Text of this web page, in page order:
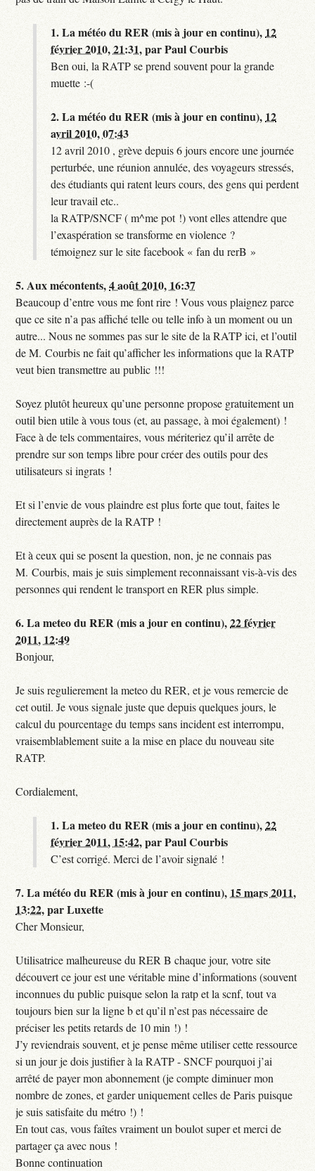
1.La météo du RER (mis à jour en continu), 12
février 2010, 21:31,parPaul Courbis
Ben oui, la RATP se prend souvent pour la grande
muette :-(
2.La météo du RER (mis à jour en continu), 12
avril 2010, 07:43
12 avril 2010 , grève depuis 6 jours encore une journée
perturbée, une réunion annulée, des voyageurs stressés,
des étudiants qui ratent leurs cours, des gens qui perdent
leur travail etc..
la RATP/SNCF ( m^me pot !) vont elles attendre que
l’exaspération se transforme en violence ?
témoignez sur le site facebook « fan du rerB »
5.Aux mécontents,4 août 2010, 16:37
Beaucoup d’entre vous me font rire ! Vous vous plaignez parce
que ce site n’a pas affiché telle ou telle info à un moment ou un
autre... Nous ne sommes pas sur le site de la RATP ici, et l’outil
de M. Courbis ne fait qu’afficher les informations que la RATP
veut bien transmettre au public !!!
Soyez plutôt heureux qu’une personne propose gratuitement un
outil bien utile à vous tous (et, au passage, à moi également) !
Face à de tels commentaires, vous mériteriez qu’il arrête de
prendre sur son temps libre pour créer des outils pour des
utilisateurs si ingrats !
Et si l’envie de vous plaindre est plus forte que tout, faites le
directement auprès de la RATP !
Et à ceux qui se posent la question, non, je ne connais pas
M. Courbis, mais je suis simplement reconnaissant vis-à-vis des
personnes qui rendent le transport en RER plus simple.
6.La meteo du RER (mis a jour en continu),22 février
2011, 12:49
Bonjour,
Je suis regulierement la meteo du RER, et je vous remercie de
cet outil. Je vous signale juste que depuis quelques jours, le
calcul du pourcentage du temps sans incident est interrompu,
vraisemblablement suite a la mise en place du nouveau site
RATP.
Cordialement,
1.La meteo du RER (mis a jour en continu),22
février 2011, 15:42,parPaul Courbis
C’est corrigé. Merci de l’avoir signalé !
7.La météo du RER (mis à jour en continu), 15 mars 2011,
13:22,parLuxette
Cher Monsieur,
Utilisatrice malheureuse du RER B chaque jour, votre site
découvert ce jour est une véritable mine d’informations (souvent
inconnues du public puisque selon la ratp et la scnf, tout va
toujours bien sur la ligne b et qu’il n’est pas nécessaire de
préciser les petits retards de 10 min !) !
J’y reviendrais souvent, et je pense même utiliser cette ressource
si un jour je dois justifier à la RATP - SNCF pourquoi j’ai
arrêté de payer mon abonnement (je compte diminuer mon
nombre de zones, et garder uniquement celles de Paris puisque
je suis satisfaite du métro !) !
En tout cas, vous faîtes vraiment un boulot super et merci de
partager ça avec nous !
Bonne continuation